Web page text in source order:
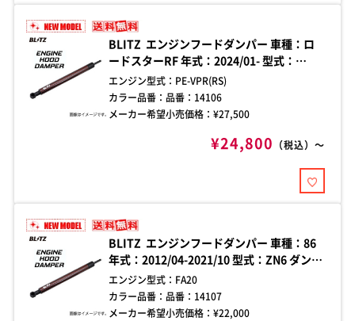
BLITZ エンジンフードダンパー 車種：ロ
ードスターRF 年式：2024/01- 型式：
NDERE ダンパー本数：2本 純正ボンネット
専用 エンジンフード開閉時の煩わしさを解
消する、車種別フードダンパー。加工不要
エンジン型式： PE-VPR(RS)
カラー品番： 品番：14106
メーカー希望小売価格：¥27,500
¥24,800 （税込）～
BLITZ エンジンフードダンパー 車種：86
年式：2012/04-2021/10 型式：ZN6 ダンパ
ー本数：2本 純正トランク専用 エンジンフ
ード開閉時の煩わしさを解消する、車種別
フードダンパー。加工不要のボルトオン設
エンジン型式： FA20
カラー品番： 品番：14107
メーカー希望小売価格：¥22,000